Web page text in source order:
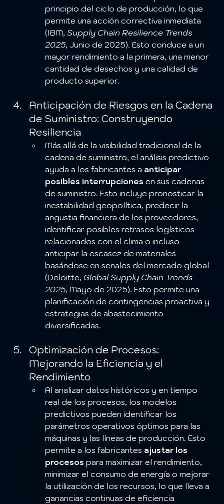
principio del ciclo de producción, lo que
permite una acción correctiva inmediata
(IBM, Supply Chain Resilience Trends
2025, Junio de 2025). Esto conduce a un
mayor rendimiento a la primera, una menor
cantidad de desechos y una calidad de
producto superior.
Anticipación de Riesgos en la Cadena
de Suministro: Construyendo
Resiliencia
Más allá de la visibilidad tradicional de la
cadena de suministro, el análisis predictivo
ayuda a los fabricantes a anticipar
posibles interrupciones en sus cadenas
de suministro. Esto incluye pronosticar la
inestabilidad geopolítica, predecir la
angustia financiera de los proveedores,
identificar posibles retrasos logísticos
relacionados con el clima o incluso
anticipar la escasez de materiales
basándose en señales del mercado global
(Deloitte, Global Supply Chain Trends
2025, Mayo de 2025). Esto permite una
planificación de contingencias proactiva y
estrategias de abastecimiento
diversificadas.
Optimización de Procesos:
Mejorando la Eficiencia y el
Rendimiento
Al analizar datos históricos y en tiempo
real de los procesos, los modelos
predictivos pueden identificar los
parámetros operativos óptimos para las
máquinas y las líneas de producción. Esto
permite a los fabricantes ajustar los
procesos para maximizar el rendimiento,
minimizar el consumo de energía o mejorar
la utilización de los recursos, lo que lleva a
ganancias continuas de eficiencia